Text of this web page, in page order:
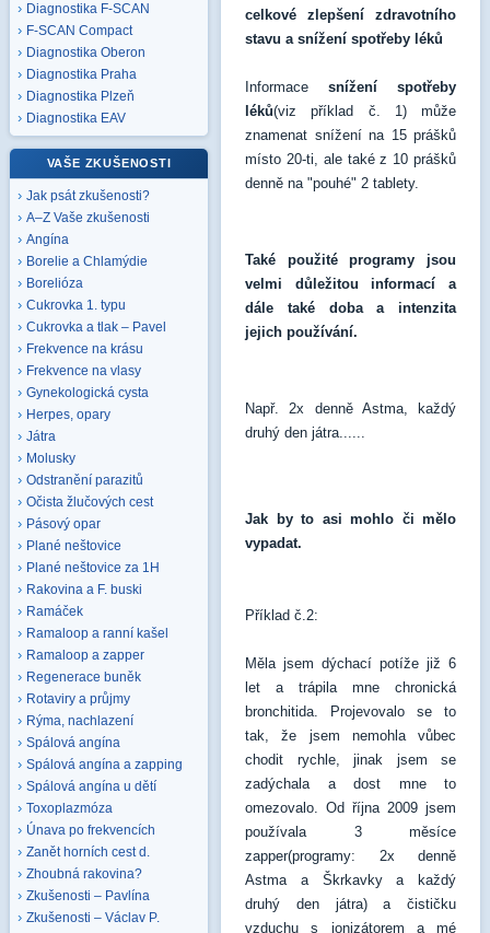
Diagnostika F-SCAN
F-SCAN Compact
Diagnostika Oberon
Diagnostika Praha
Diagnostika Plzeň
Diagnostika EAV
VAŠE ZKUŠENOSTI
Jak psát zkušenosti?
A–Z Vaše zkušenosti
Angína
Borelie a Chlamýdie
Borelióza
Cukrovka 1. typu
Cukrovka a tlak – Pavel
Frekvence na krásu
Frekvence na vlasy
Gynekologická cysta
Herpes, opary
Játra
Molusky
Odstranění parazitů
Očista žlučových cest
Pásový opar
Plané neštovice
Plané neštovice za 1H
Rakovina a F. buski
Ramáček
Ramaloop a ranní kašel
Ramaloop a zapper
Regenerace buněk
Rotaviry a průjmy
Rýma, nachlazení
Spálová angína
Spálová angína a zapping
Spálová angína u dětí
Toxoplazmóza
Únava po frekvencích
Zanět horních cest d.
Zhoubná rakovina?
Zkušenosti – Pavlína
Zkušenosti – Václav P.
celkové zlepšení zdravotního
stavu a snížení spotřeby léků
Informace snížení spotřeby
léků(viz příklad č. 1) může
znamenat snížení na 15 prášků
místo 20-ti, ale také z 10 prášků
denně na "pouhé" 2 tablety.
Také použité programy jsou
velmi důležitou informací a
dále také doba a intenzita
jejich používání.
Např. 2x denně Astma, každý
druhý den játra......
Jak by to asi mohlo či mělo
vypadat.
Příklad č.2:
Měla jsem dýchací potíže již 6
let a trápila mne chronická
bronchitida. Projevovalo se to
tak, že jsem nemohla vůbec
chodit rychle, jinak jsem se
zadýchala a dost mne to
omezovalo. Od října 2009 jsem
používala 3 měsíce
zapper(programy: 2x denně
Astma a Škrkavky a každý
druhý den játra) a čističku
vzduchu s ionizátorem a mé